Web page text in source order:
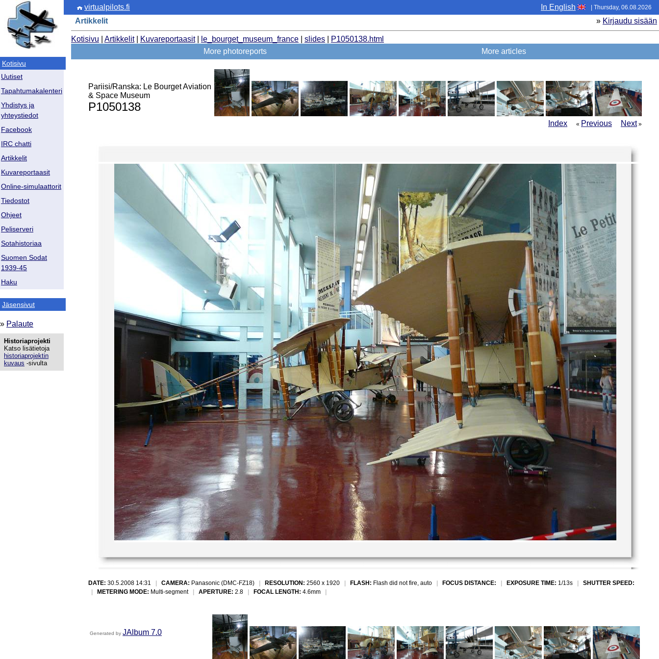
Kotisivu
Uutiset
Tapahtumakalenteri
Yhdistys ja
yhteystiedot
Facebook
IRC chatti
Artikkelit
Kuvareportaasit
Online-simulaattorit
Tiedostot
Ohjeet
Peliserveri
Sotahistoriaa
Suomen Sodat
1939-45
Haku
Jäsensivut
» Palaute
Historiaprojekti
Katso lisätietoja
historiaprojektin
kuvaus -sivulta
virtualpilots.fi In English | Thursday, 06.08.2026
Artikkelit » Kirjaudu sisään
Kotisivu Artikkelit| Kuvareportaasit| le_bourget_museum_france slides
P1050138.html
More photoreports
More articles
Pariisi/Ranska: Le Bourget Aviation
& Space Museum
P1050138
Index « Previous Next»
DATE: 30.5.2008 14:31 CAMERA: Panasonic (DMC-FZ18) RESOLUTION: 2560 x 1920 FLASH: Flash did not fire, auto FOCUS DISTANCE: EXPOSURE TIME: 1/13s
SHUTTER SPEED:
METERING MODE: Multi-segment APERTURE: 2.8 FOCAL LENGTH: 4.6mm
Generated by JAlbum 7.0